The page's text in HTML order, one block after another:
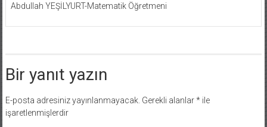
Abdullah YEŞİLYURT-Matematik Öğretmeni
Bir yanıt yazın
E-posta adresiniz yayınlanmayacak. Gerekli alanlar*ile
işaretlenmişlerdir